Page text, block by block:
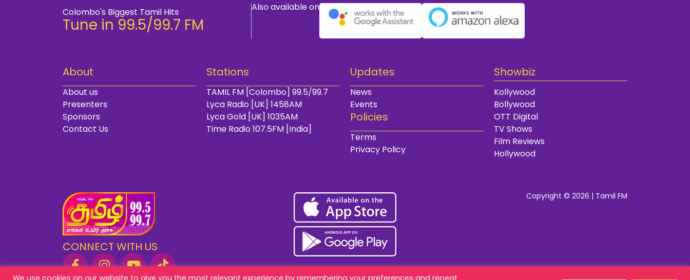
Colombo's Biggest Tamil Hits
Tune in 99.5/99.7 FM
Also available on
About
About us
Presenters
Sponsors
Contact Us
Stations
TAMIL FM [Colombo] 99.5/99.7
Lyca Radio [UK] 1458AM
Lyca Gold [UK] 1035AM
Time Radio 107.5FM [India]
Updates
News
Events
Policies
Terms
Privacy Policy
Showbiz
Kollywood
Bollywood
OTT Digital
TV Shows
Film Reviews
Hollywood
CONNECT WITH US
Copyright © 2026 | Tamil FM
We use cookies on our website to give you the most relevant experience by remembering your preferences and repeat